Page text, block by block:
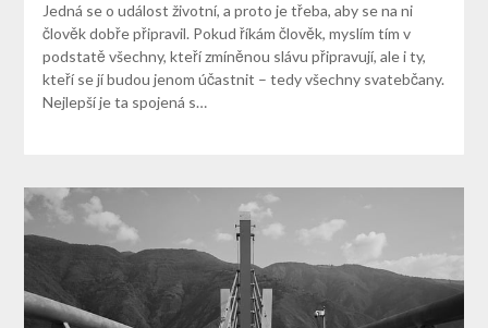
Jedná se o událost životní, a proto je třeba, aby se na ni
člověk dobře připravil. Pokud říkám člověk, myslím tím v
podstatě všechny, kteří zmíněnou slávu připravují, ale i ty,
kteří se jí budou jenom účastnit – tedy všechny svatebčany.
Nejlepší je ta spojená s…